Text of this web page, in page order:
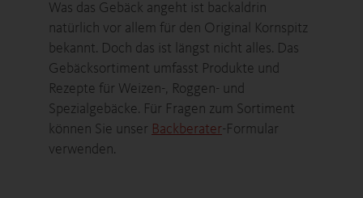
Was das Gebäck angeht ist backaldrin
natürlich vor allem für den Original Kornspitz
bekannt. Doch das ist längst nicht alles. Das
Gebäcksortiment umfasst Produkte und
Rezepte für Weizen-, Roggen- und
Spezialgebäcke. Für Fragen zum Sortiment
können Sie unser Backberater-Formular
verwenden.